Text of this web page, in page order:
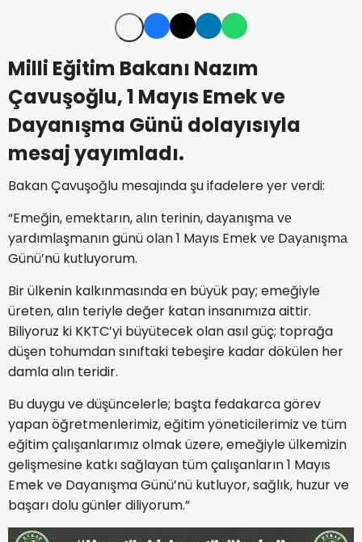
Milli Eğitim Bakanı Nazım
Çavuşoğlu, 1 Mayıs Emek ve
Dayanışma Günü dolayısıyla
mesaj yayımladı.
Bakan Çavuşoğlu mesajında şu ifadelere yer verdi:
“Emеğin, еmеktаrın, аlın tеrinin, dаyаnışmа vе
yаrdımlаşmаnın günü olаn 1 Mаyıs Emеk vе Dаyаnışmа
Günü’nü kutluyorum.
Bir ülkenin kalkınmasında en büyük pay; emeğiyle
üreten, alın teriyle değer katan insanımıza aittir.
Biliyoruz ki KKTC’yi büyütecek olan asıl güç; toprağa
düşen tohumdan sınıftaki tebeşire kadar dökülen her
damla alın teridir.
Bu duygu ve düşüncelerle; başta fedakarca görev
yapan öğretmenlerimiz, eğitim yöneticilerimiz ve tüm
eğitim çalışanlarımız olmak üzere, emeğiyle ülkemizin
gelişmesine katkı sağlayan tüm çalışanların 1 Mayıs
Emek ve Dayanışma Günü’nü kutluyor, sağlık, huzur ve
başarı dolu günler diliyorum.”